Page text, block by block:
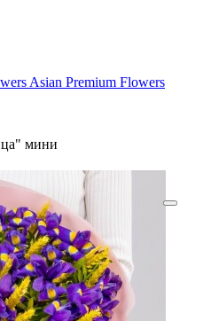
Asian Premium Flowers
мини